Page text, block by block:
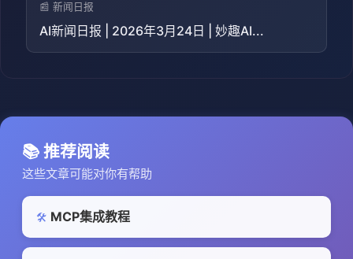
📰 新闻日报
AI新闻日报 | 2026年3月24日 | 妙趣AI...
📚 推荐阅读
这些文章可能对你有帮助
🛠️ MCP集成教程